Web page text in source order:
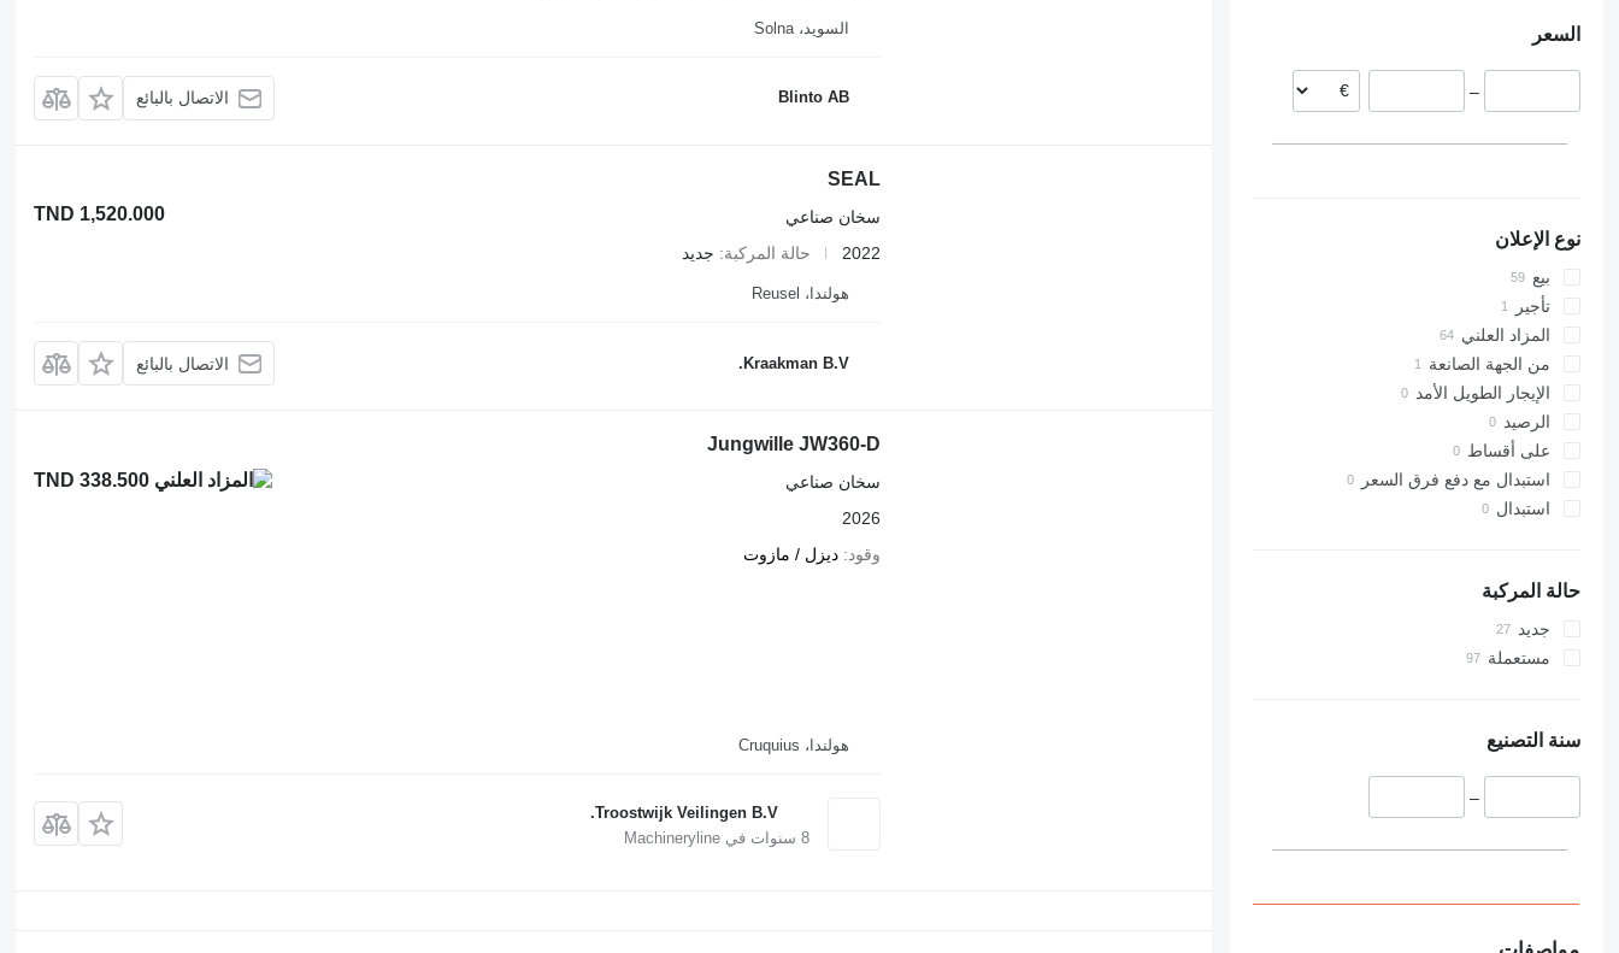
ليتوانيا
إستونيا
السعر
–
نوع الإعلان
بيع
تأجير
المزاد العلني
من الجهة الصانعة
الإيجار الطويل الأمد
الرصيد
على أقساط
استبدال مع دفع فرق السعر
استبدال
حالة المركبة
جديد
مستعملة
سنة التصنيع
–
السويد، Solna
Blinto AB الاتصال بالبائع
SEAL
TND 1,520.000
سخان صناعي
2022
حالة المركبة جديد
هولندا، Reusel
Kraakman B.V. الاتصال بالبائع
Jungwille JW360-D
TND 338.500
سخان صناعي
2026
وقود
ديزل / مازوت
هولندا، Cruquius
Troostwijk Veilingen B.V.
8سنوات في Machineryline